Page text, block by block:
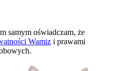
samym oświadczam, że
Wamiz i prawami